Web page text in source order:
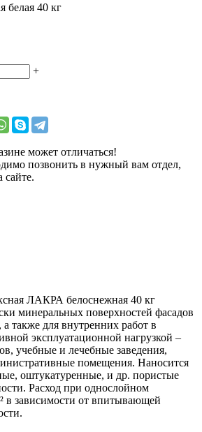
белая 40 кг
+
может отличаться!
позвонить в нужный вам отдел,
сайте.
ЛАКРА белоснежная 40 кг
минеральных поверхностей фасадов
также для внутренних работ в
эксплуатационной нагрузкой –
учебные и лечебные заведения,
помещения. Наносится
оштукатуренные, и др. пористые
Расход при однослойном
в зависимости от впитывающей